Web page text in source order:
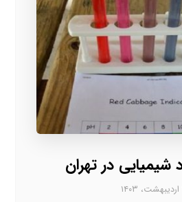
در تهران